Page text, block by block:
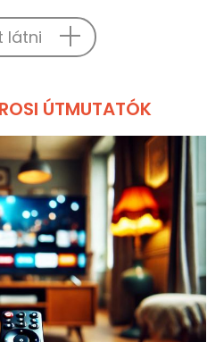
látni
ÚTMUTATÓK